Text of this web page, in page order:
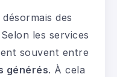
des
les services
souvent entre
générés. À cela